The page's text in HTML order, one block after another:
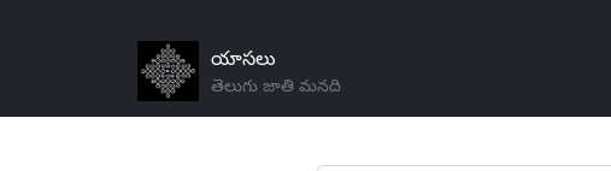
యాసలు
తెలుగు జాతి మనది